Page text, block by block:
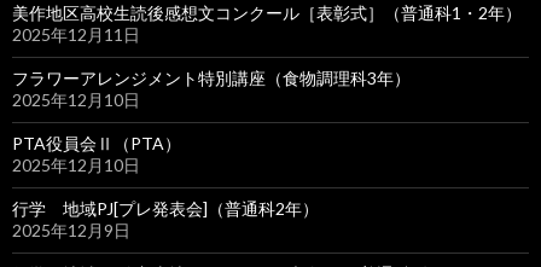
美作地区高校生読後感想文コンクール［表彰式］（普通科1・2年）
2025年12月11日
フラワーアレンジメント特別講座（食物調理科3年）
2025年12月10日
PTA役員会Ⅱ（PTA）
2025年12月10日
行学 地域PJ[プレ発表会]（普通科2年）
2025年12月9日